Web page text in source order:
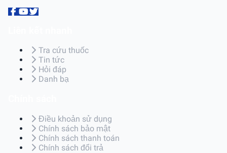
Tra cứu thuốc
Tin tức
Hỏi đáp
Danh bạ
Điều khoản sử dụng
Chính sách bảo mật
Chính sách thanh toán
Chính sách đổi trả